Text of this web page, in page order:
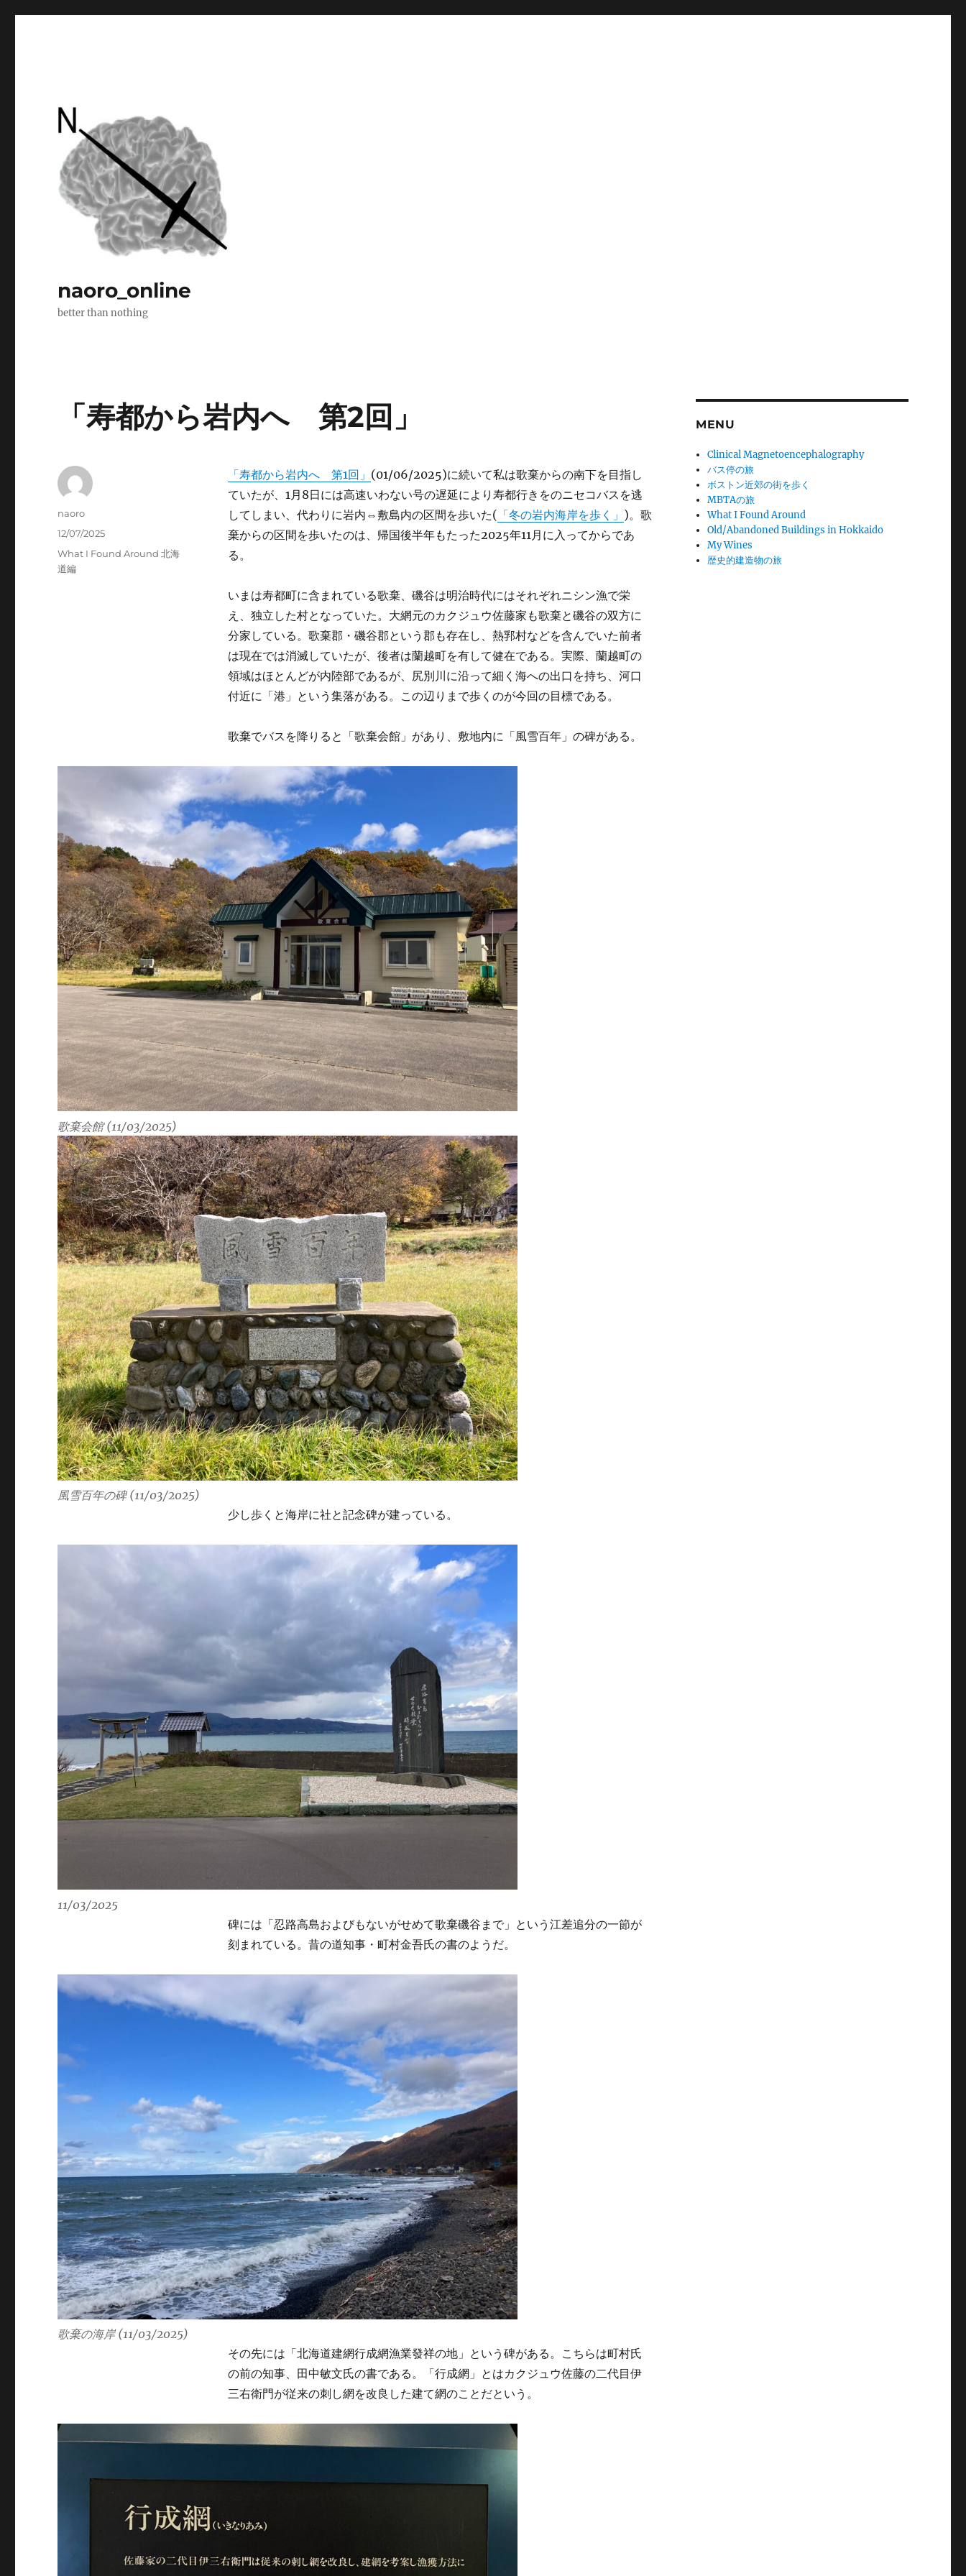
naoro_online
better than nothing
「寿都から岩内へ 第2回」
「寿都から岩内へ 第1回」 (01/06/2025)に続いて私は歌棄からの南下を目指し
ていたが、1月8日には高速いわない号の遅延により寿都行きをのニセコバスを逃
してしまい、代わりに岩内⇔敷島内の区間を歩いた( 「冬の岩内海岸を歩く」 )。歌
棄からの区間を歩いたのは、帰国後半年もたった2025年11月に入ってからであ
る。
いまは寿都町に含まれている歌棄、磯谷は明治時代にはそれぞれニシン漁で栄
え、独立した村となっていた。大網元のカクジュウ佐藤家も歌棄と磯谷の双方に
分家している。歌棄郡・磯谷郡という郡も存在し、熱郛村などを含んでいた前者
は現在では消滅していたが、後者は蘭越町を有して健在である。実際、蘭越町の
領域はほとんどが内陸部であるが、尻別川に沿って細く海への出口を持ち、河口
付近に「港」という集落がある。この辺りまで歩くのが今回の目標である。
歌棄でバスを降りると「歌棄会館」があり、敷地内に「風雪百年」の碑がある。
歌棄会館 (11/03/2025)
風雪百年の碑 (11/03/2025)
少し歩くと海岸に社と記念碑が建っている。
11/03/2025
碑には「忍路高島およびもないがせめて歌棄磯谷まで」という江差追分の一節が
刻まれている。昔の道知事・町村金吾氏の書のようだ。
歌棄の海岸 (11/03/2025)
その先には「北海道建網行成網漁業發祥の地」という碑がある。こちらは町村氏
の前の知事、田中敏文氏の書である。「行成網」とはカクジュウ佐藤の二代目伊
三右衛門が従来の刺し網を改良した建て網のことだという。
Author
naoro
Posted
on
12/07/2025
Categories
What I Found Around 北海
道編
MENU
Clinical Magnetoencephalography
バス停の旅
ボストン近郊の街を歩く
MBTAの旅
What I Found Around
Old/Abandoned Buildings in Hokkaido
My Wines
歴史的建造物の旅